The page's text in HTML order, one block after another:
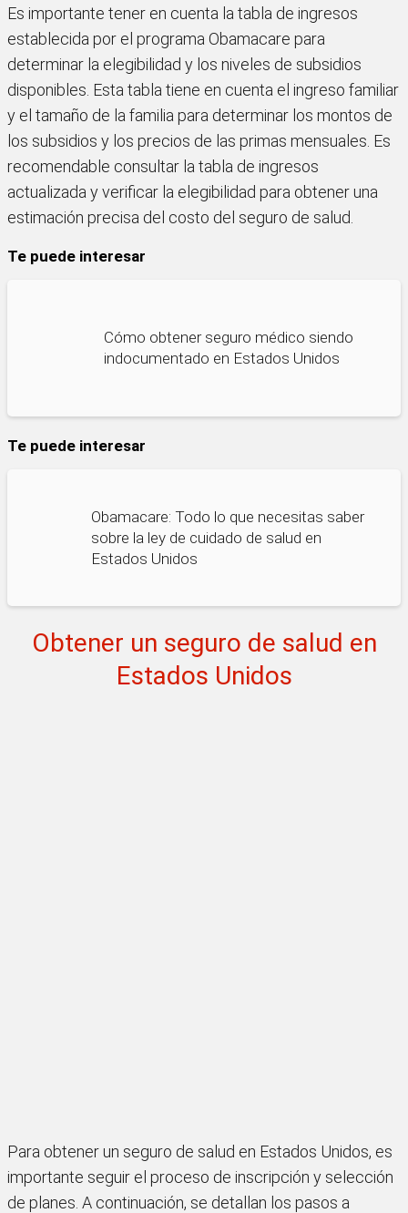
Es importante tener en cuenta la tabla de ingresos
establecida por el programa Obamacare para
determinar la elegibilidad y los niveles de subsidios
disponibles. Esta tabla tiene en cuenta el ingreso familiar
y el tamaño de la familia para determinar los montos de
los subsidios y los precios de las primas mensuales. Es
recomendable consultar la tabla de ingresos
actualizada y verificar la elegibilidad para obtener una
estimación precisa del costo del seguro de salud.
Te puede interesar
Cómo obtener seguro médico siendo
indocumentado en Estados Unidos
Te puede interesar
Obamacare: Todo lo que necesitas saber
sobre la ley de cuidado de salud en
Estados Unidos
Obtener un seguro de salud en
Estados Unidos
Para obtener un seguro de salud en Estados Unidos, es
importante seguir el proceso de inscripción y selección
de planes. A continuación, se detallan los pasos a